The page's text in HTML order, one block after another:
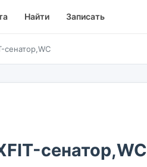
Найти Записать
сенатор,WC
сенатор,WC